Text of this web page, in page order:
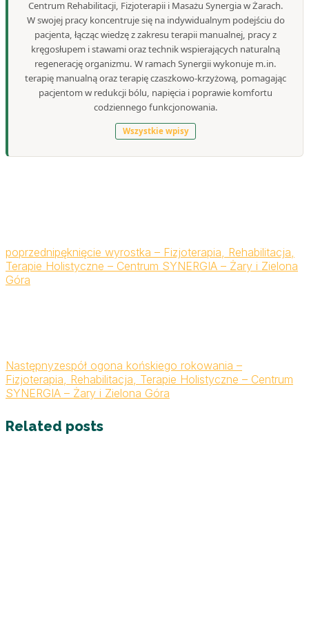
Centrum Rehabilitacji, Fizjoterapii i Masażu Synergia w Żarach.
W swojej pracy koncentruje się na indywidualnym podejściu do
pacjenta, łącząc wiedzę z zakresu terapii manualnej, pracy z
kręgosłupem i stawami oraz technik wspierających naturalną
regenerację organizmu. W ramach Synergii wykonuje m.in.
terapię manualną oraz terapię czaszkowo-krzyżową, pomagając
pacjentom w redukcji bólu, napięcia i poprawie komfortu
codziennego funkcjonowania.
Wszystkie wpisy
poprzednipęknięcie wyrostka – Fizjoterapia, Rehabilitacja,
Terapie Holistyczne – Centrum SYNERGIA – Żary i Zielona
Góra
Następnyzespół ogona końskiego rokowania –
Fizjoterapia, Rehabilitacja, Terapie Holistyczne – Centrum
SYNERGIA – Żary i Zielona Góra
Related posts